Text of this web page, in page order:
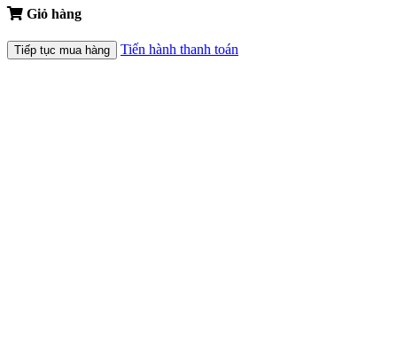
Giỏ hàng
Tiếp tục mua hàng Tiến hành thanh toán